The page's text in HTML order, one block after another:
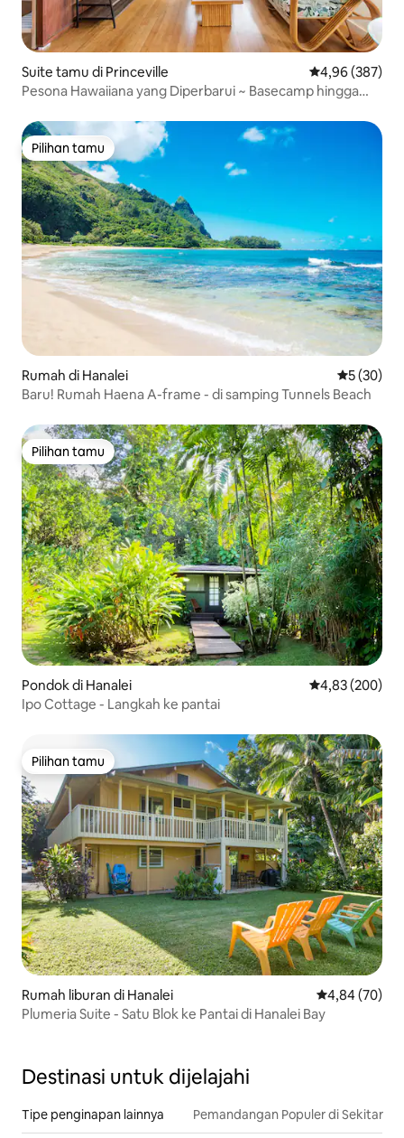
Suite tamu di Princeville Nilai rata-rata
4,96 (387)
Pesona Hawaiiana yang Diperbarui ~ Basecamp hingga
Pilihan tamu
Pilihan tamu
Rumah di Hanalei Nilai rata-
5 (30)
Baru! Rumah Haena A-frame - di samping Tunnels Beach
Pilihan tamu
Pilihan tamu
Pondok di Hanalei Nilai rata-rata
4,83 (200)
Ipo Cottage - Langkah ke pantai
Pilihan tamu
Pilihan tamu
Rumah liburan di Hanalei Nilai rata-rata
4,84 (70)
Plumeria Suite - Satu Blok ke Pantai di Hanalei Bay
Destinasi untuk dijelajahi
Tipe penginapan lainnya Pemandangan Populer di Sekitar